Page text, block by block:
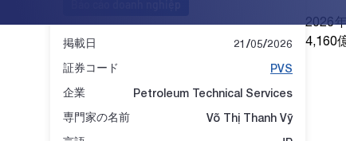
掲載日 21/05/2026
証券コード PVS
企業 Petroleum Technical Services
専門家の名前 Võ Thị Thanh Vỹ
2026
4,160